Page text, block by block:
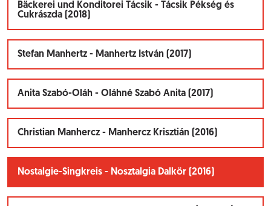
Bäckerei und Konditorei Tácsik - Tácsik Pékség és
Cukrászda (2018)
Stefan Manhertz - Manhertz István (2017)
Anita Szabó-Oláh - Oláhné Szabó Anita (2017)
Christian Manhercz - Manhercz Krisztián (2016)
Nostalgie-Singkreis - Nosztalgia Dalkör (2016)